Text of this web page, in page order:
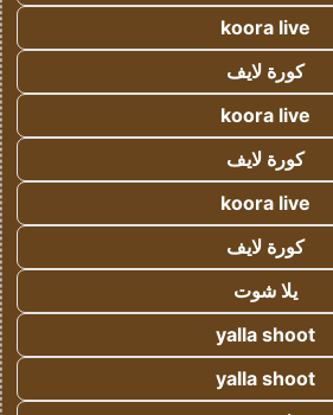
koora live
كورة لايف
koora live
كورة لايف
koora live
كورة لايف
يلا شوت
yalla shoot
yalla shoot